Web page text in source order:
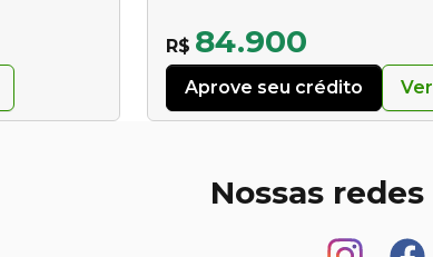
R$ 84.900
Aprove seu crédito
Nossas